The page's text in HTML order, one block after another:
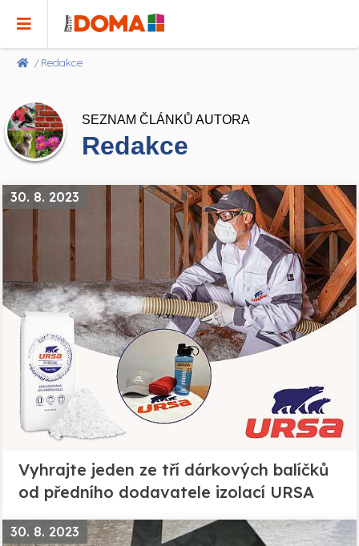
Redakce
SEZNAM ČLÁNKŮ AUTORA
Redakce
30. 8. 2023
Vyhrajte jeden ze tří dárkových balíčků
od předního dodavatele izolací URSA
30. 8. 2023